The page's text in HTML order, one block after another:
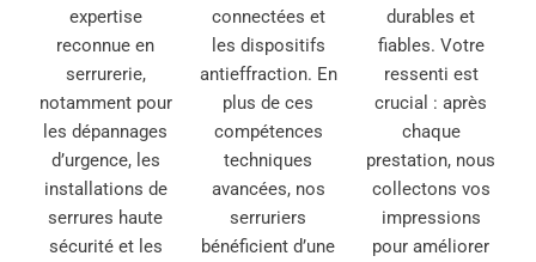
expertise
reconnue en
serrurerie,
notamment pour
les dépannages
d’urgence, les
installations de
serrures haute
sécurité et les
connectées et
les dispositifs
antieffraction. En
plus de ces
compétences
techniques
avancées, nos
serruriers
bénéficient d’une
durables et
fiables. Votre
ressenti est
crucial : après
chaque
prestation, nous
collectons vos
impressions
pour améliorer